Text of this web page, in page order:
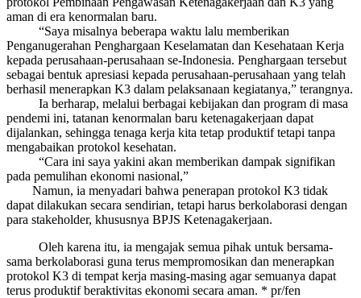
aman di era kenormalan baru.
“Saya misalnya beberapa waktu lalu memberikan
Penganugerahan Penghargaan Keselamatan dan Kesehataan Kerja
kepada perusahaan-perusahaan se-Indonesia. Penghargaan tersebut
sebagai bentuk apresiasi kepada perusahaan-perusahaan yang telah
berhasil menerapkan K3 dalam pelaksanaan kegiatanya,” terangnya.
Ia berharap, melalui berbagai kebijakan dan program di masa
pendemi ini, tatanan kenormalan baru ketenagakerjaan dapat
dijalankan, sehingga tenaga kerja kita tetap produktif tetapi tanpa
mengabaikan protokol kesehatan.
“Cara ini saya yakini akan memberikan dampak signifikan
pada pemulihan ekonomi nasional,”
Namun, ia menyadari bahwa penerapan protokol K3 tidak
dapat dilakukan secara sendirian, tetapi harus berkolaborasi dengan
para stakeholder, khususnya BPJS Ketenagakerjaan.
Oleh karena itu, ia mengajak semua pihak untuk bersama-
sama berkolaborasi guna terus mempromosikan dan menerapkan
protokol K3 di tempat kerja masing-masing agar semuanya dapat
terus produktif beraktivitas ekonomi secara aman. * pr/fen